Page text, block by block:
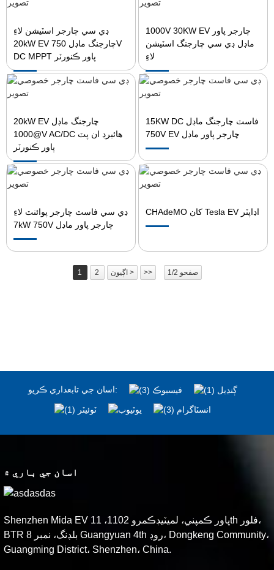
ڊي سي چارجر اسٽيشن لاءِ
20kW EV چارجنگ ماڊل 750V
DC MPPT پاور ڪنورٽر
1000V 30KW EV چارجر پاور
ماڊل ڊي سي چارجنگ اسٽيشن
لاءِ
20kW EV چارجنگ ماڊل
@1000V AC/DC هائبرڊ ان پٽ
پاور ڪنورٽر
15KW DC فاسٽ چارجنگ ماڊل
750V EV چارجر پاور ماڊل
ڊي سي فاسٽ چارجر پوائنٽ لاءِ
7kW 750V چارجر پاور ماڊل
CHAdeMO کان Tesla EV اڊاپٽر
1 2 اڳيون > >> صفحو 1/2
اسان جي تابعداري ڪريو:
اسان جي باري ۾
Shenzhen Mida EV پاور ڪمپني، لميٽيڊڪمرو 1102، 11th فلور،
BTR بلڊنگ، نمبر 8 Guangyuan 4th روڊ، Dongkeng Community،
Guangming District، Shenzhen، China.